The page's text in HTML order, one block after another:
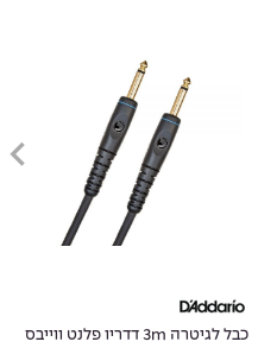
כבל לגיטרה 3m דדריו פלנט ווייבס